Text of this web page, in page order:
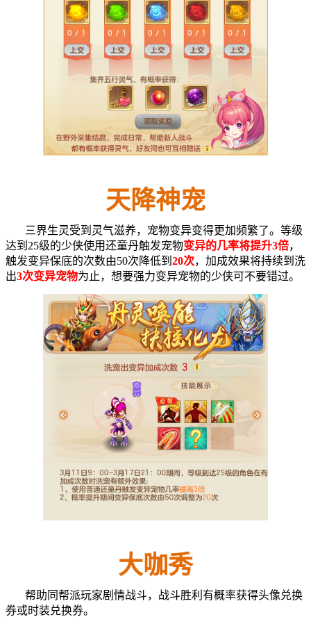
天降神宠
三界生灵受到灵气滋养，宠物变异变得更加频繁了。等级
达到25级的少侠使用还童丹触发宠物变异的几率将提升3倍，
触发变异保底的次数由50次降低到 20次，加成效果将持续到洗
出3次变异宠物为止，想要强力变异宠物的少侠可不要错过。
大咖秀
帮助同帮派玩家剧情战斗，战斗胜利有概率获得头像兑换
券或时装兑换券。